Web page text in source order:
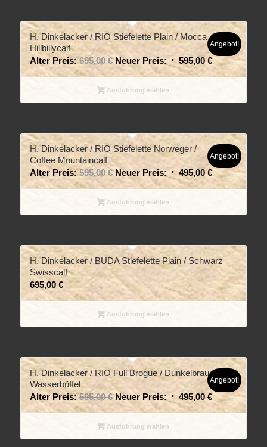
H. Dinkelacker / RIO Stiefelette Plain / Mocca
Hillbillycalf
Alter Preis: 695,00€ Neuer Preis: 595,00 €
Angebot!
Ausführung wählen
H. Dinkelacker / RIO Stiefelette Norweger /
Coffee Mountaincalf
Alter Preis: 595,00€ Neuer Preis: 495,00 €
Angebot!
Ausführung wählen
H. Dinkelacker / BUDA Stiefelette Plain / Schwarz
Swisscalf
695,00 €
Ausführung wählen
H. Dinkelacker / RIO Full Brogue / Dunkelbraun
Wasserbüffel
Alter Preis: 595,00€ Neuer Preis: 495,00 €
Angebot!
Ausführung wählen